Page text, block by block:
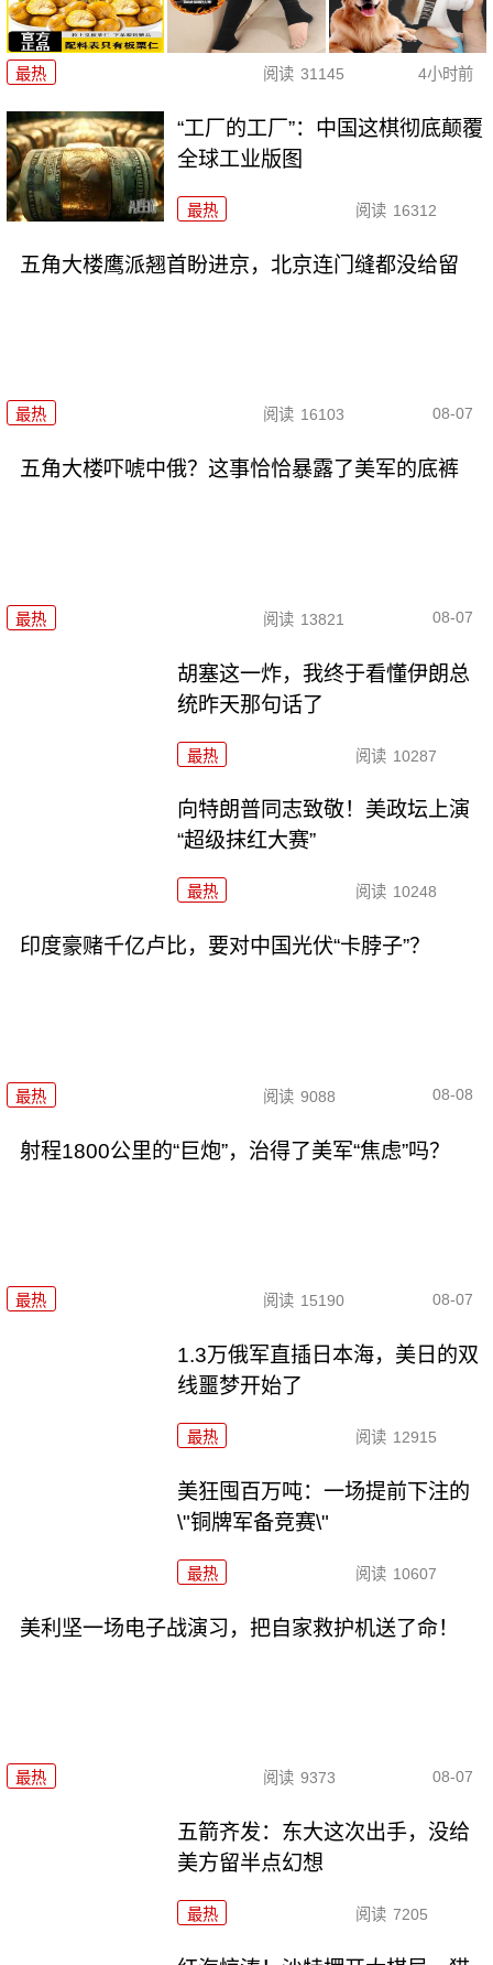
最热 阅读 31145 4小时前
“工厂的工厂”：中国这棋彻底颠覆
全球工业版图
最热 阅读 16312
五角大楼鹰派翘首盼进京，北京连门缝都没给留
最热 阅读 16103 08-07
五角大楼吓唬中俄？这事恰恰暴露了美军的底裤
最热 阅读 13821 08-07
胡塞这一炸，我终于看懂伊朗总
统昨天那句话了
最热 阅读 10287
向特朗普同志致敬！美政坛上演
“超级抹红大赛”
最热 阅读 10248
印度豪赌千亿卢比，要对中国光伏“卡脖子”？
最热 阅读 9088 08-08
射程1800公里的“巨炮”，治得了美军“焦虑”吗？
最热 阅读 15190 08-07
1.3万俄军直插日本海，美日的双
线噩梦开始了
最热 阅读 12915
美狂囤百万吨：一场提前下注的
\"铜牌军备竞赛\"
最热 阅读 10607
美利坚一场电子战演习，把自家救护机送了命！
最热 阅读 9373 08-07
五箭齐发：东大这次出手，没给
美方留半点幻想
最热 阅读 7205